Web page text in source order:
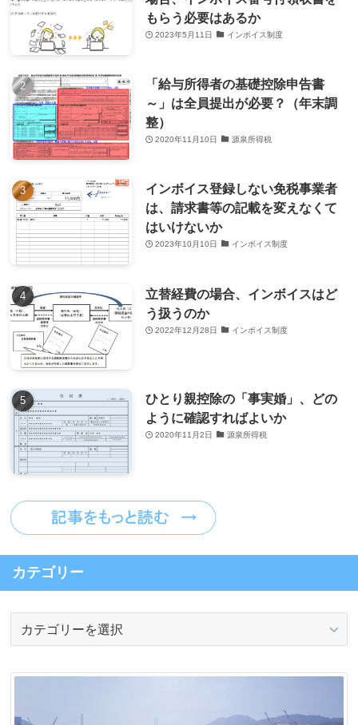
もらう必要はあるか
2023年5月11日 インボイス制度
「給与所得者の基礎控除申告書
～」は全員提出が必要？（年末調
整）
2020年11月10日 源泉所得税
インボイス登録しない免税事業者
は、請求書等の記載を変えなくて
はいけないか
2023年10月10日 インボイス制度
立替経費の場合、インボイスはど
う扱うのか
2022年12月28日 インボイス制度
ひとり親控除の「事実婚」、どの
ように確認すればよいか
2020年11月2日 源泉所得税
カテゴリー
リ